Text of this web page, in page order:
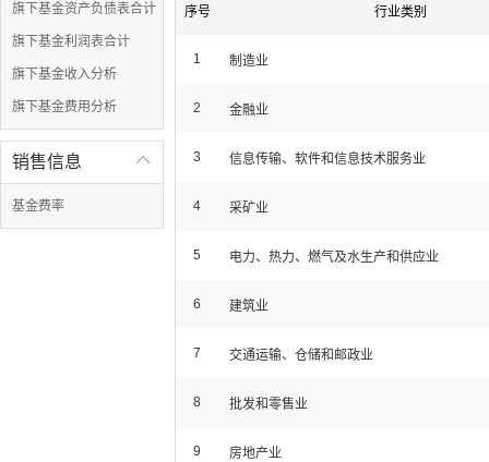
旗下基金资产负债表合计
旗下基金利润表合计
旗下基金收入分析
旗下基金费用分析

销售信息
基金费率
序号 行业类别
1 制造业
2 金融业
3 信息传输、软件和信息技术服务业
4 采矿业
5 电力、热力、燃气及水生产和供应业
6 建筑业
7 交通运输、仓储和邮政业
8 批发和零售业
9 房地产业